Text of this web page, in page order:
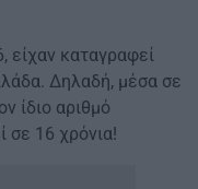
είχαν καταγραφεί
Δηλαδή, μέσα σε
ίδιο αριθμό
σε 16 χρόνια!